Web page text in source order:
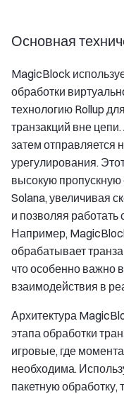
Основная
MagicBlock
обработки
технологию Rollup
транзакций вне
затем отправляется
урегулирования.
высокую пропускную
Solana, увеличивая
и позволяя работать
Например,
обрабатывает
что особенно важно
взаимодействия в
Архитектура
этапа обработки
игровые, где
необходима.
пакетную